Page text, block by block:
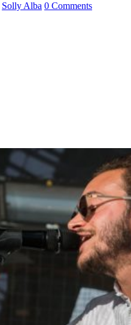
Solly Alba 0 Comments